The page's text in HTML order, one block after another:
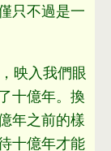
只不過是一
， 映入我們眼
十億年。 換
年之前的樣
十億年才能